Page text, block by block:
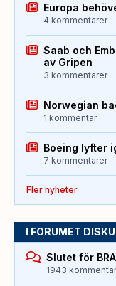
Europa
4 kommentarer
Saab och
av Gripen
3 kommentarer
Norwegian
1 kommentar
Boeing lyfter
7 kommentarer
Fler nyheter
I FORUMET
Slutet för
1943